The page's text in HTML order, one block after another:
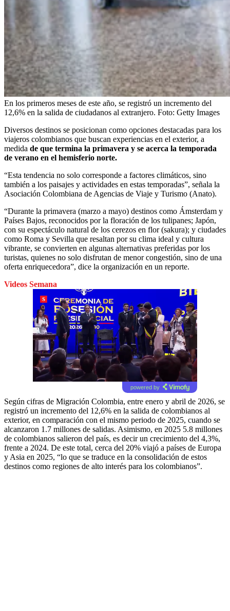
En los primeros meses de este año, se registró un incremento del
12,6% en la salida de ciudadanos al extranjero. Foto: Getty Images
Diversos destinos se posicionan como opciones destacadas para los
viajeros colombianos que buscan experiencias en el exterior, a
medida de que termina la primavera y se acerca la temporada
de verano en el hemisferio norte.
“Esta tendencia no solo corresponde a factores climáticos, sino
también a los paisajes y actividades en estas temporadas”, señala la
Asociación Colombiana de Agencias de Viaje y Turismo (Anato).
“Durante la primavera (marzo a mayo) destinos como Ámsterdam y
Países Bajos, reconocidos por la floración de los tulipanes; Japón,
con su espectáculo natural de los cerezos en flor (sakura); y ciudades
como Roma y Sevilla que resaltan por su clima ideal y cultura
vibrante, se convierten en algunas alternativas preferidas por los
turistas, quienes no solo disfrutan de menor congestión, sino de una
oferta enriquecedora”, dice la organización en un reporte.
Videos Semana
powered by
Según cifras de Migración Colombia, entre enero y abril de 2026, se
registró un incremento del 12,6% en la salida de colombianos al
exterior, en comparación con el mismo periodo de 2025, cuando se
alcanzaron 1.7 millones de salidas. Asimismo, en 2025 5.8 millones
de colombianos salieron del país, es decir un crecimiento del 4,3%,
frente a 2024. De este total, cerca del 20% viajó a países de Europa
y Asia en 2025, “lo que se traduce en la consolidación de estos
destinos como regiones de alto interés para los colombianos”.